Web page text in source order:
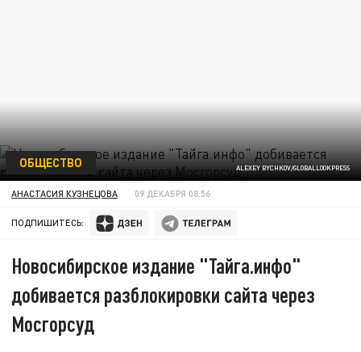
ALEXEY BYCHKOV/GLOBALLOOKPRESS
ОБЩЕСТВО
АНАСТАСИЯ КУЗНЕЦОВА 09 ДЕКАБРЯ 08:56
ПОДПИШИТЕСЬ:
Новосибирское издание "Тайга.инфо"
добивается разблокировки сайта через
Мосгорсуд